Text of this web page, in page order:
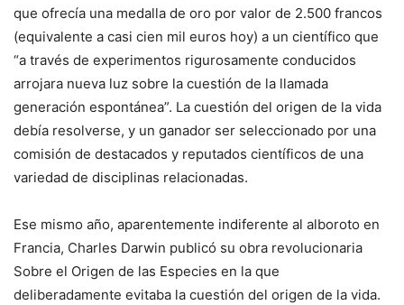
que ofrecía una medalla de oro por valor de 2.500 francos
(equivalente a casi cien mil euros hoy) a un científico que
“a través de experimentos rigurosamente conducidos
arrojara nueva luz sobre la cuestión de la llamada
generación espontánea”. La cuestión del origen de la vida
debía resolverse, y un ganador ser seleccionado por una
comisión de destacados y reputados científicos de una
variedad de disciplinas relacionadas.
Ese mismo año, aparentemente indiferente al alboroto en
Francia, Charles Darwin publicó su obra revolucionaria
Sobre el Origen de las Especies en la que
deliberadamente evitaba la cuestión del origen de la vida.